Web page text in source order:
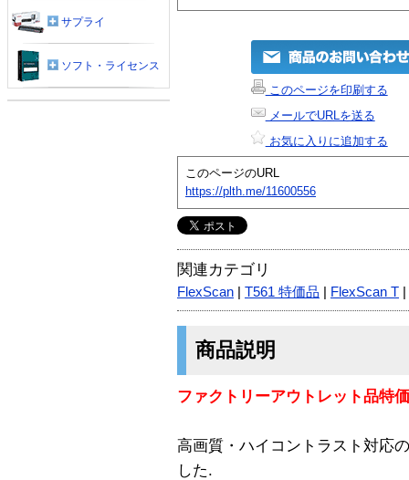
このページを印刷する
メールでURLを送る
お気に入りに追加する
このページのURL
https://plth.me/11600556
関連カテゴリ
FlexScan T561 特価品 FlexScan T
商品説明
ファクトリーアウトレット品特
高画質・ハイコントラスト対応
した.
サプライ
ソフト・ライセンス